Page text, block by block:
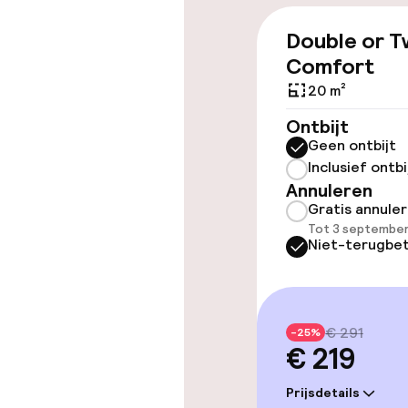
Overal
Lift
Zwemmen &
Entertainment
Double or
Comfort
20 m²
Ontbijt
Geen ontbijt
Inclusief
Annuleren
Gratis
Tot 3
Niet-
-25% € 291
€ 219
Prijsdetails